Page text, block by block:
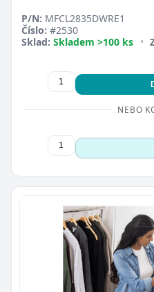
P/N: MFCL2835DWRE1
Číslo: #2530
Sklad: Skladem >100 ks •
NEBO